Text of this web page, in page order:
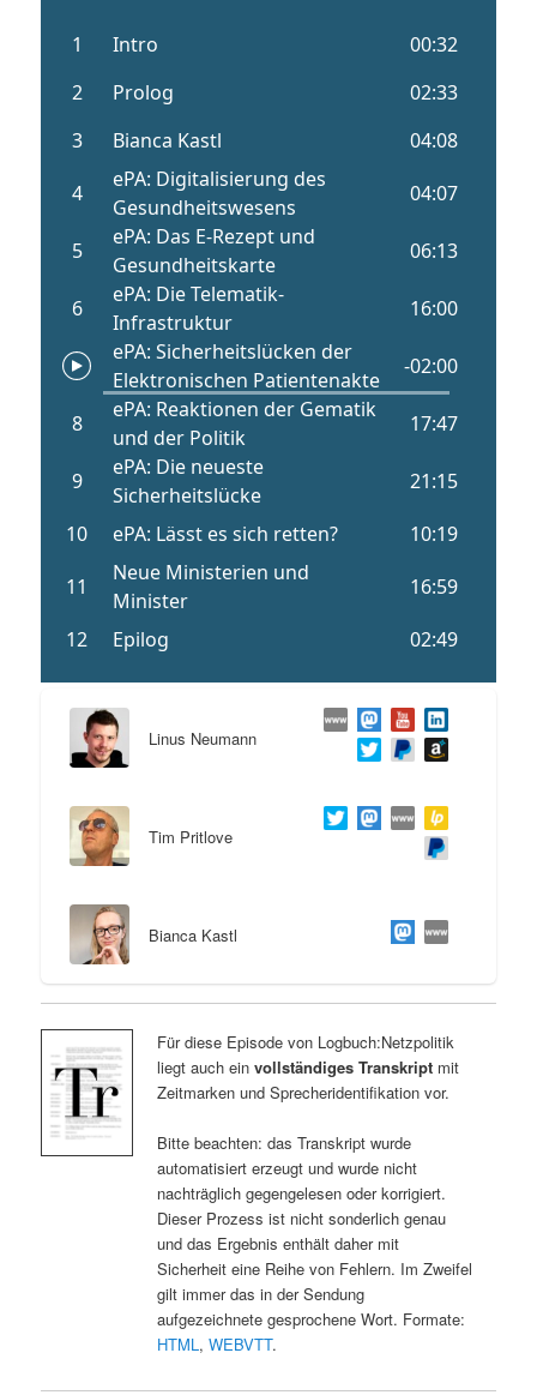
Linus Neumann
Tim Pritlove
Bianca Kastl
Für diese Episode von Logbuch:Netzpolitik
liegt auch ein vollständiges Transkriptmit
Zeitmarken und Sprecheridentifikation vor.
Bitte beachten: das Transkript wurde
automatisiert erzeugt und wurde nicht
nachträglich gegengelesen oder korrigiert.
Dieser Prozess ist nicht sonderlich genau
und das Ergebnis enthält daher mit
Sicherheit eine Reihe von Fehlern. Im Zweifel
gilt immer das in der Sendung
aufgezeichnete gesprochene Wort. Formate:
HTML, WEBVTT.